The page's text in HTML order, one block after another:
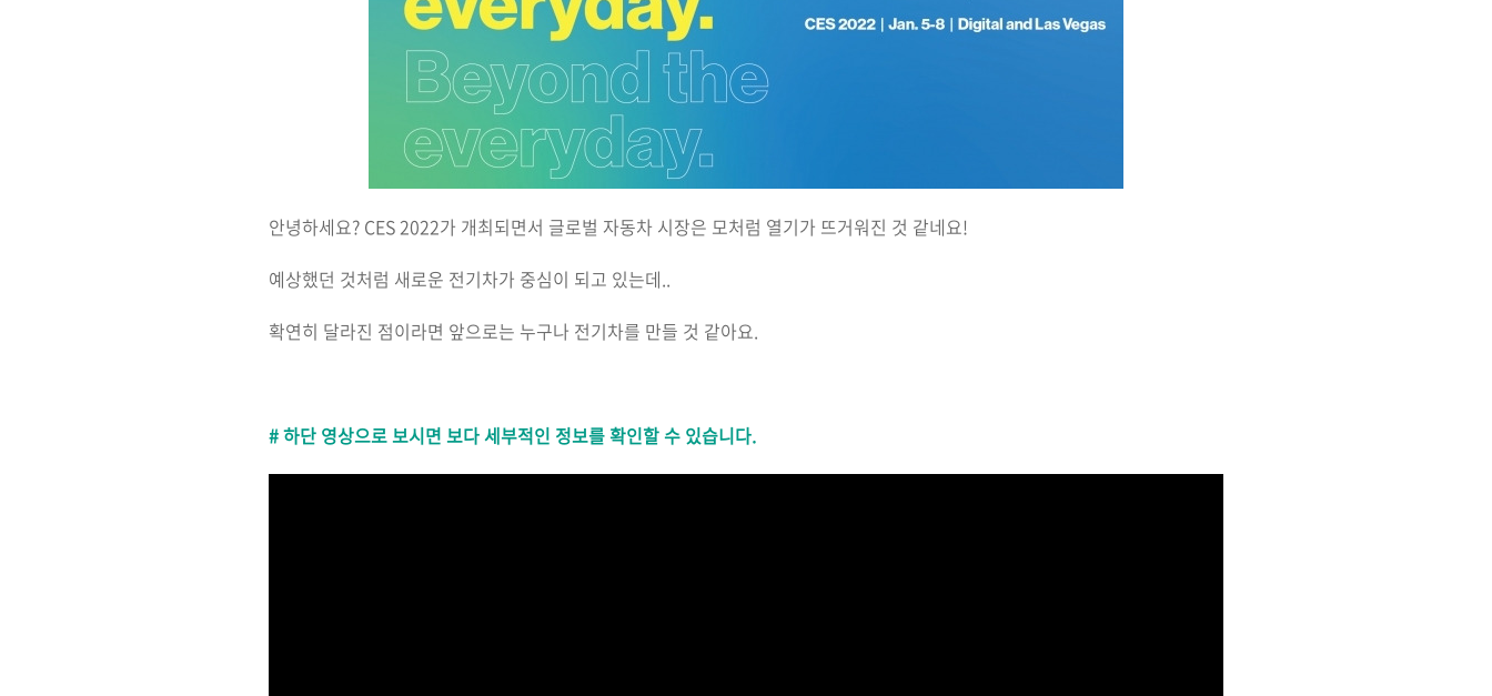
안녕하세요? CES 2022가 개최되면서 글로벌 자동차 시장은 모처럼 열기가 뜨거워진 것 같네요!
예상했던 것처럼 새로운 전기차가 중심이 되고 있는데..
확연히 달라진 점이라면 앞으로는 누구나 전기차를 만들 것 같아요.
# 하단 영상으로 보시면 보다 세부적인 정보를 확인할 수 있습니다.